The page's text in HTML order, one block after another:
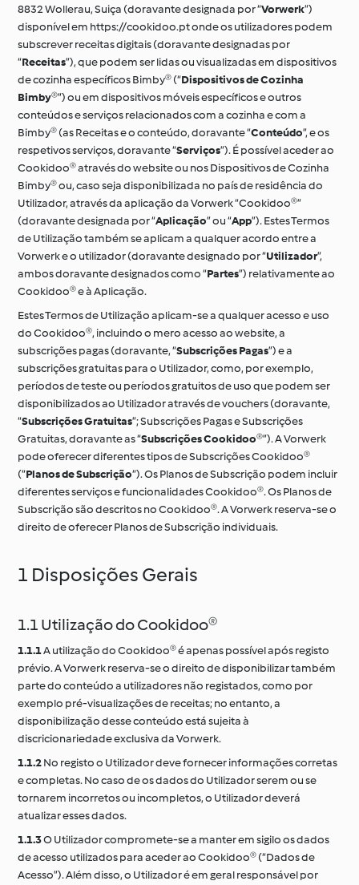
8832 Wollerau, Suiça (doravante designada por “Vorwerk”)
disponível em https://cookidoo.pt onde os utilizadores podem
subscrever receitas digitais (doravante designadas por
“Receitas”), que podem ser lidas ou visualizadas em dispositivos
de cozinha específicos Bimby® (“Dispositivos de Cozinha
Bimby®”) ou em dispositivos móveis específicos e outros
conteúdos e serviços relacionados com a cozinha e com a
Bimby® (as Receitas e o conteúdo, doravante “Conteúdo”, e os
respetivos serviços, doravante “Serviços”). É possível aceder ao
Cookidoo® através do website ou nos Dispositivos de Cozinha
Bimby® ou, caso seja disponibilizada no país de residência do
Utilizador, através da aplicação da Vorwerk “Cookidoo®”
(doravante designada por “Aplicação” ou “App”). Estes Termos
de Utilização também se aplicam a qualquer acordo entre a
Vorwerk e o utilizador (doravante designado por “Utilizador”,
ambos doravante designados como “Partes”) relativamente ao
Cookidoo® e à Aplicação.
Estes Termos de Utilização aplicam-se a qualquer acesso e uso
do Cookidoo®, incluindo o mero acesso ao website, a
subscrições pagas (doravante, “SubscriçõesPagas”) e a
subscrições gratuitas para o Utilizador, como, por exemplo,
períodos de teste ou períodos gratuitos de uso que podem ser
disponibilizados ao Utilizador através de vouchers (doravante,
“Subscrições Gratuitas”; Subscrições Pagas e Subscrições
Gratuitas, doravante as “Subscrições Cookidoo®”). A Vorwerk
pode oferecer diferentes tipos de Subscrições Cookidoo®
(“Planos de Subscrição“). Os Planos de Subscrição podem incluir
diferentes serviços e funcionalidades Cookidoo®. Os Planos de
Subscrição são descritos no Cookidoo®. A Vorwerk reserva-se o
direito de oferecer Planos de Subscrição individuais.
1 Disposições Gerais
1.1 Utilização do Cookidoo®
1.1.1A utilização do Cookidoo® é apenas possível após registo
prévio. A Vorwerk reserva-se o direito de disponibilizar também
parte do conteúdo a utilizadores não registados, como por
exemplo pré-visualizações de receitas; no entanto, a
disponibilização desse conteúdo está sujeita à
discricionariedade exclusiva da Vorwerk.
1.1.2No registo o Utilizador deve fornecer informações corretas
e completas. No caso de os dados do Utilizador serem ou se
tornarem incorretos ou incompletos, o Utilizador deverá
atualizar esses dados.
1.1.3O Utilizador compromete-se a manter em sigilo os dados
de acesso utilizados para aceder ao Cookidoo® (“Dados de
Acesso”). Além disso, o Utilizador é em geral responsável por